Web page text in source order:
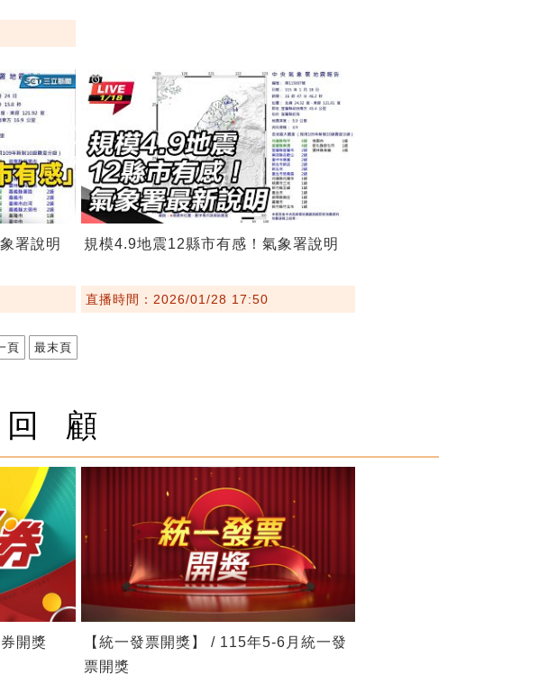
署說明 規模4.9地震12縣市有感！氣象署說明
直播時間：2026/01/28 17:50
頁 最末頁
顧
開獎
【統一發票開獎】 / 115年5-6月統一發
票開獎